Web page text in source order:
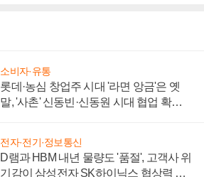
소비자·유통
롯데·농심 창업주 시대 '라면 앙금'은 옛
말, '사촌' 신동빈·신동원 시대 협업 확대
전자·전기·정보통신
D램과 HBM 내년 물량도 '품절', 고객사 위
기감이 삼성전자 SK하이닉스 협상력 더